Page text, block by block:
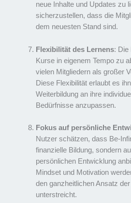
neue Inhalte und Updates zu
sicherzustellen, dass die
dem neuesten Stand sind.
Flexibilität des Lernens: Die
Kurse in eigenem Tempo zu
vielen Mitgliedern als großer
Diese Flexibilität erlaubt es
Weiterbildung an ihre
Bedürfnisse anzupassen.
Fokus auf persönliche
Nutzer schätzen, dass Be-
finanzielle Bildung, sondern
persönlichen Entwicklung
Mindset und Motivation
den ganzheitlichen Ansatz
unterstreicht.